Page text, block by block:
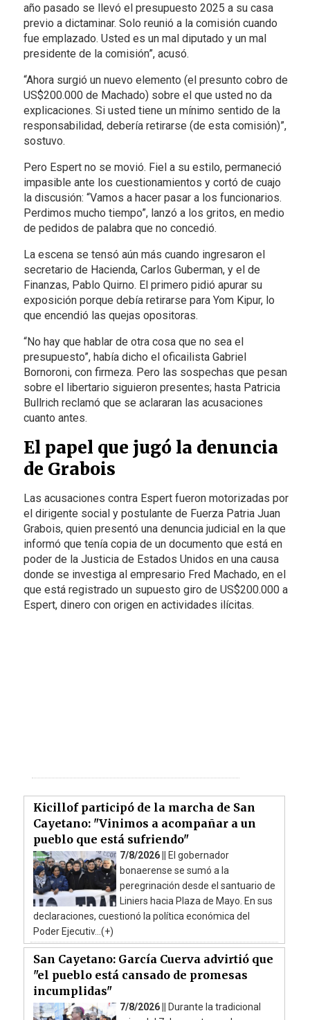
año pasado se llevó el presupuesto 2025 a su casa
previo a dictaminar. Solo reunió a la comisión cuando
fue emplazado. Usted es un mal diputado y un mal
presidente de la comisión”, acusó.
“Ahora surgió un nuevo elemento (el presunto cobro de
US$200.000 de Machado) sobre el que usted no da
explicaciones. Si usted tiene un mínimo sentido de la
responsabilidad, debería retirarse (de esta comisión)”,
sostuvo.
Pero Espert no se movió. Fiel a su estilo, permaneció
impasible ante los cuestionamientos y cortó de cuajo
la discusión: “Vamos a hacer pasar a los funcionarios.
Perdimos mucho tiempo”, lanzó a los gritos, en medio
de pedidos de palabra que no concedió.
La escena se tensó aún más cuando ingresaron el
secretario de Hacienda, Carlos Guberman, y el de
Finanzas, Pablo Quirno. El primero pidió apurar su
exposición porque debía retirarse para Yom Kipur, lo
que encendió las quejas opositoras.
“No hay que hablar de otra cosa que no sea el
presupuesto”, había dicho el oficailista Gabriel
Bornoroni, con firmeza. Pero las sospechas que pesan
sobre el libertario siguieron presentes; hasta Patricia
Bullrich reclamó que se aclararan las acusaciones
cuanto antes.
El papel que jugó la denuncia
de Grabois
Las acusaciones contra Espert fueron motorizadas por
el dirigente social y postulante de Fuerza Patria Juan
Grabois, quien presentó una denuncia judicial en la que
informó que tenía copia de un documento que está en
poder de la Justicia de Estados Unidos en una causa
donde se investiga al empresario Fred Machado, en el
que está registrado un supuesto giro de US$200.000 a
Espert, dinero con origen en actividades ilícitas.
Kicillof participó de la marcha de San
Cayetano: "Vinimos a acompañar a un
pueblo que está sufriendo"
7/8/2026 ||
El gobernador
bonaerense se sumó a la
peregrinación desde el santuario de
Liniers hacia Plaza de Mayo. En sus
declaraciones, cuestionó la política económica del
Poder Ejecutiv...(+)
San Cayetano: García Cuerva advirtió que
"el pueblo está cansado de promesas
incumplidas"
7/8/2026 ||
Durante la tradicional